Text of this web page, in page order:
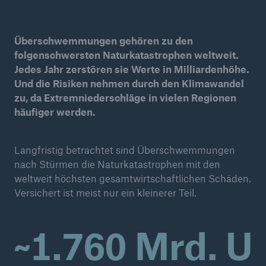
Überschwemmungen gehören zu den
folgenschwersten Naturkatastrophen weltweit.
Jedes Jahr zerstören sie Werte in Milliardenhöhe.
Und die Risiken nehmen durch den Klimawandel
zu, da Extremniederschläge in vielen Regionen
häufiger werden.
Langfristig betrachtet sind Überschwemmungen
nach Stürmen die Naturkatastrophen mit den
weltweit höchsten gesamtwirtschaftlichen Schäden.
Versichert ist meist nur ein kleinerer Teil.
~1.760 Mrd.
Marine Trend Radar 2025
Versicherungslücke: der Anteil der nicht
versicherten Schäden aus Naturkatastrophen
seit 1980 beträgt
71.8%